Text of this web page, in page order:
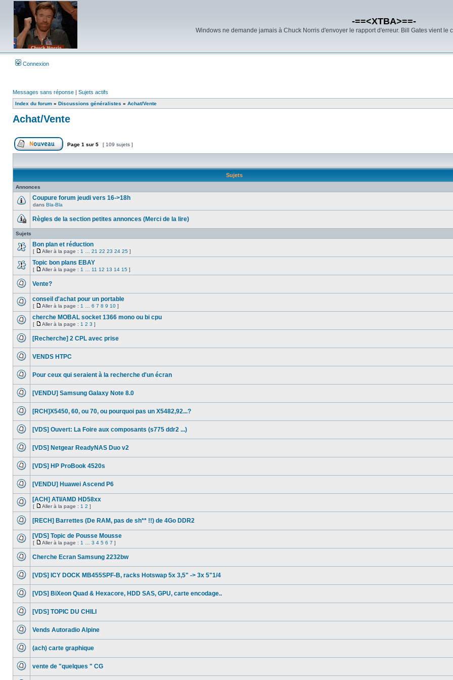
-==<XTBA>==-
Windows ne demande jamais à Chuck Norris d'envoyer le rapport d'erreur. Bill Gates vient le
Connexion
Messages sans réponse | Sujets actifs
Index du forum » Discussions généralistes » Achat/Vente
Achat/Vente
Poster un nouveau sujet
Page 1 sur 5 [ 109 sujets ]
Sujets
Annonces
Aucun
non
Coupure forum jeudi vers 16->18h
dans Bla-Bla
sujet
est
verrouillé,
vous
pouvez
pas
modifier
de
messages
poster
réponse.
Règles de la section petites annonces (Merci de la lire)
Sujets
Aucun
message
non
Bon plan et réduction
[
Aller
à
la
page
Aller à la page : 1 21 22 23 24 25 ]
Aucun
non
Topic bon plans EBAY
[
Aller
la
Aller à la page : 1 11 12 13 14 15 ]
non
Vente?
Aucun
message
non
conseil d'achat pour un portable
[
Aller
à
la
page
Aller à la page : 1 6 7 8 9 10 ]
Aucun
non
cherche MOBAL socket 1366 mono ou bi cpu
[
Aller
la
Aller à la page : 1 2 3 ]
non
[Recherche] 2 CPL avec prise
non
VENDS HTPC
non
Pour ceux qui seraient à la recherche d'un écran
non
[VENDU] Samsung Galaxy Note 8.0
non
[RCH]X5450, 60, ou 70, ou pourquoi pas un X5482,92...?
non
[VDS] Ouvert: La Foire aux composants (s775 ddr2 ...)
non
[VDS] Netgear ReadyNAS Duo v2
non
[VDS] HP ProBook 4520s
message
non
[VENDU] Huawei Ascend P6
Aucun
non
[ACH] ATI/AMD HD58xx
[
Aller
la
Aller à la page : 1 2 ]
message
non
[RECH] Barrettes (De RAM, pas de sh** !!) de 4Go DDR2
Aucun
non
[VDS] Topic de Pousse Mousse
[
Aller
la
Aller à la page : 1 3 4 5 6 7 ]
non
Cherche Ecran Samsung 2232bw
non
[VDS] ICY DOCK MB455SPF-B, racks Hotswap 5x 3,5" -> 3x 5"1/4
non
[VDS] BiXeon Quad & Hexacore, HDD SAS, GPU, carte encodage..
non
[VDS] TOPIC DU CHILI
non
Vends Autoradio Alpine
non
(ach) carte graphique
vente de "quelques " CG